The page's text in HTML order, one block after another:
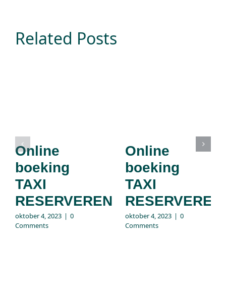
Related Posts
Online
boeking
TAXI
RESERVEREN
oktober 4, 2023 | 0
Comments
Online
boeking
TAXI
RESERVEREN
oktober 4, 2023 | 0
Comments